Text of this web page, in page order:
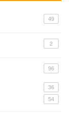
49
2
96
36
54